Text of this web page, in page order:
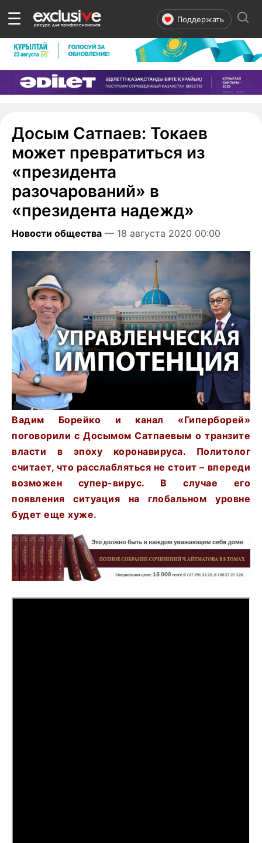
☰ Поддержать
Досым Сатпаев: Токаев
может превратиться из
«президента
разочарований» в
«президента надежд»
Новости общества — 18 августа 2020 00:00
Вадим Борейко и канал «Гиперборей»
поговорили с Досымом Сатпаевым о транзите
власти в эпоху коронавируса. Политолог
считает, что расслабляться не стоит – впереди
возможен супер-вирус. В случае его
появления ситуация на глобальном уровне
будет еще хуже.